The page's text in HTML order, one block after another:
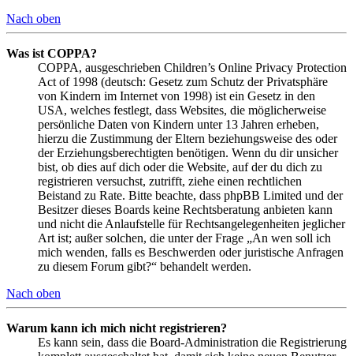
Nach oben
Was ist COPPA?
COPPA, ausgeschrieben Children’s Online Privacy Protection
Act of 1998 (deutsch: Gesetz zum Schutz der Privatsphäre
von Kindern im Internet von 1998) ist ein Gesetz in den
USA, welches festlegt, dass Websites, die möglicherweise
persönliche Daten von Kindern unter 13 Jahren erheben,
hierzu die Zustimmung der Eltern beziehungsweise des oder
der Erziehungsberechtigten benötigen. Wenn du dir unsicher
bist, ob dies auf dich oder die Website, auf der du dich zu
registrieren versuchst, zutrifft, ziehe einen rechtlichen
Beistand zu Rate. Bitte beachte, dass phpBB Limited und der
Besitzer dieses Boards keine Rechtsberatung anbieten kann
und nicht die Anlaufstelle für Rechtsangelegenheiten jeglicher
Art ist; außer solchen, die unter der Frage „An wen soll ich
mich wenden, falls es Beschwerden oder juristische Anfragen
zu diesem Forum gibt?“ behandelt werden.
Nach oben
Warum kann ich mich nicht registrieren?
Es kann sein, dass die Board-Administration die Registrierung